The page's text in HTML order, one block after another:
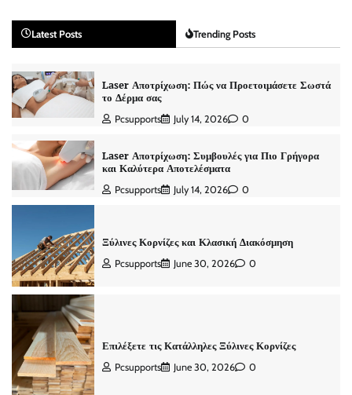
Latest Posts Trending Posts
Laser Αποτρίχωση: Πώς να Προετοιμάσετε Σωστά
το Δέρμα σας
Pcsupports July 14, 2026 0
Laser Αποτρίχωση: Συμβουλές για Πιο Γρήγορα
και Καλύτερα Αποτελέσματα
Pcsupports July 14, 2026 0
Ξύλινες Κορνίζες και Κλασική Διακόσμηση
Pcsupports June 30, 2026 0
Επιλέξετε τις Κατάλληλες Ξύλινες Κορνίζες
Pcsupports June 30, 2026 0